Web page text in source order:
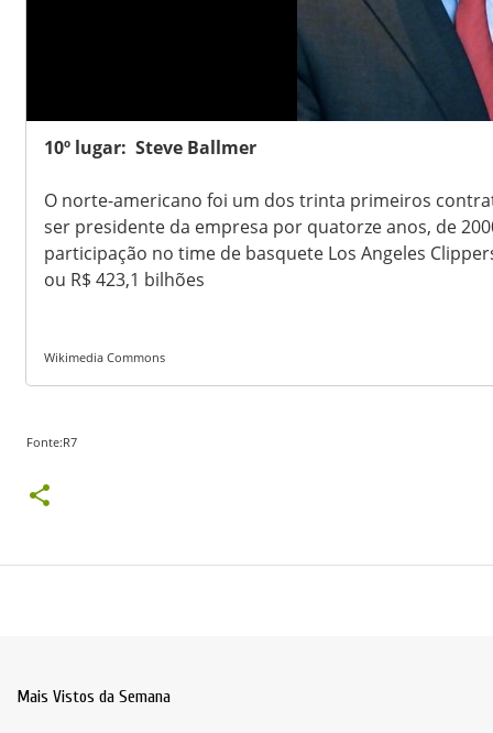
10º lugar: Steve Ballmer
O norte-americano foi um dos trinta primeiros
ser presidente da empresa por quatorze anos, de
participação no time de basquete Los Angeles
ou R$ 423,1 bilhões
Wikimedia Commons
Fonte:R7
Mais Vistos da Semana